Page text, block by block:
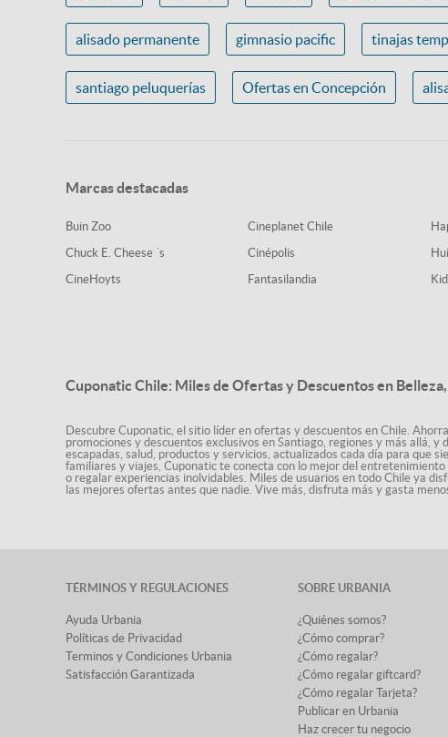
alisado permanente gimnasio pacific tinajas
santiago peluquerías Ofertas en Concepción
Marcas destacadas
Buin Zoo
Chuck E. Cheese ´s
CineHoyts
Cineplanet Chile
Cinépolis
Fantasilandia
Cuponatic Chile: Miles de Ofertas y Descuentos en
Descubre Cuponatic, el sitio líder en ofertas y descuentos en Chile.
promociones y descuentos exclusivos en Santiago, regiones y más allá,
escapadas, salud, productos y servicios, actualizados cada día para que
familiares y viajes, Cuponatic te conecta con lo mejor del
o regalar experiencias inolvidables. Miles de usuarios en todo Chile ya
las mejores ofertas antes que nadie. Vive más, disfruta más y gasta
TÉRMINOS Y REGULACIONES
Ayuda Urbania
Políticas de Privacidad
Terminos y Condiciones Urbania
Satisfacción Garantizada
SOBRE URBANIA
¿Quiénes somos?
¿Cómo comprar?
¿Cómo regalar?
¿Cómo regalar giftcard?
¿Cómo regalar Tarjeta?
Publicar en Urbania
Haz crecer tu negocio